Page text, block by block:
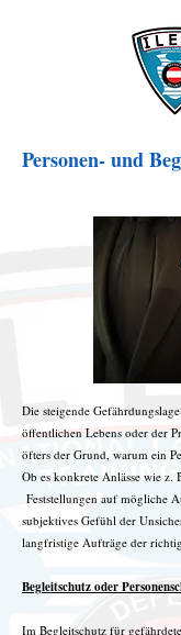
Personen- und
Die steigende
öffentlichen Lebens oder der
öfters der Grund, warum ein
Ob es konkrete Anlässe wie
Feststellungen auf mögliche
subjektives Gefühl der
langfristige Aufträge der
Begleitschutz oder
Im Begleitschutz für